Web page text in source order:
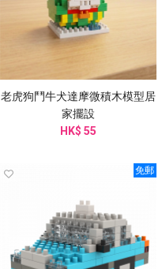
老虎狗鬥牛犬達摩微積木模型居
家擺設
HK$ 55
免郵